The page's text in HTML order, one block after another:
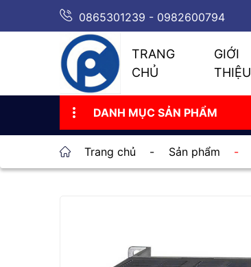
0865301239 - 0982600794
TRANG
CHỦ
GIỚI
THIỆU
DANH MỤC SẢN PHẨM
Trang chủ - Sản phẩm -